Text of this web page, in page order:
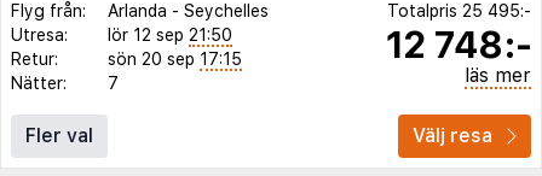
Flyg från: Arlanda - Seychelles
Utresa:
lör 12 sep 21:50
Retur:
sön 20 sep 17:15
Nätter:
7
Totalpris 25 495:-
12 748:-
läs mer
Fler val Välj resa